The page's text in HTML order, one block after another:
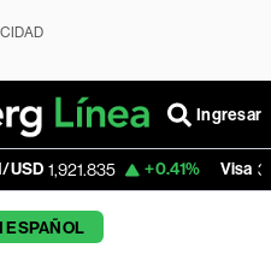
Ingresar
+0.41% Visa 362.50 -
ESPAÑOL